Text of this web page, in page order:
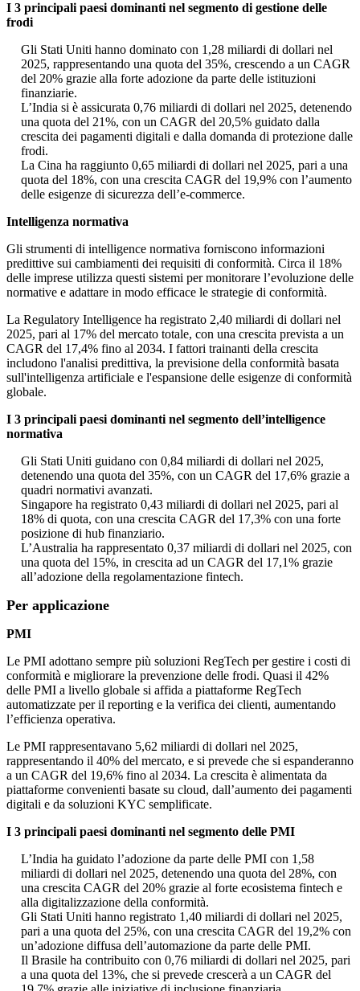
I 3 principali paesi dominanti nel segmento di gestione delle
frodi
Gli Stati Uniti hanno dominato con 1,28 miliardi di dollari nel
2025, rappresentando una quota del 35%, crescendo a un CAGR
del 20% grazie alla forte adozione da parte delle istituzioni
finanziarie.
L’India si è assicurata 0,76 miliardi di dollari nel 2025, detenendo
una quota del 21%, con un CAGR del 20,5% guidato dalla
crescita dei pagamenti digitali e dalla domanda di protezione dalle
frodi.
La Cina ha raggiunto 0,65 miliardi di dollari nel 2025, pari a una
quota del 18%, con una crescita CAGR del 19,9% con l’aumento
delle esigenze di sicurezza dell’e-commerce.
Intelligenza normativa
Gli strumenti di intelligence normativa forniscono informazioni
predittive sui cambiamenti dei requisiti di conformità. Circa il 18%
delle imprese utilizza questi sistemi per monitorare l’evoluzione delle
normative e adattare in modo efficace le strategie di conformità.
La Regulatory Intelligence ha registrato 2,40 miliardi di dollari nel
2025, pari al 17% del mercato totale, con una crescita prevista a un
CAGR del 17,4% fino al 2034. I fattori trainanti della crescita
includono l'analisi predittiva, la previsione della conformità basata
sull'intelligenza artificiale e l'espansione delle esigenze di conformità
globale.
I 3 principali paesi dominanti nel segmento dell’intelligence
normativa
Gli Stati Uniti guidano con 0,84 miliardi di dollari nel 2025,
detenendo una quota del 35%, con un CAGR del 17,6% grazie a
quadri normativi avanzati.
Singapore ha registrato 0,43 miliardi di dollari nel 2025, pari al
18% di quota, con una crescita CAGR del 17,3% con una forte
posizione di hub finanziario.
L’Australia ha rappresentato 0,37 miliardi di dollari nel 2025, con
una quota del 15%, in crescita ad un CAGR del 17,1% grazie
all’adozione della regolamentazione fintech.
Per applicazione
PMI
Le PMI adottano sempre più soluzioni RegTech per gestire i costi di
conformità e migliorare la prevenzione delle frodi. Quasi il 42%
delle PMI a livello globale si affida a piattaforme RegTech
automatizzate per il reporting e la verifica dei clienti, aumentando
l’efficienza operativa.
Le PMI rappresentavano 5,62 miliardi di dollari nel 2025,
rappresentando il 40% del mercato, e si prevede che si espanderanno
a un CAGR del 19,6% fino al 2034. La crescita è alimentata da
piattaforme convenienti basate su cloud, dall’aumento dei pagamenti
digitali e da soluzioni KYC semplificate.
I 3 principali paesi dominanti nel segmento delle PMI
L’India ha guidato l’adozione da parte delle PMI con 1,58
miliardi di dollari nel 2025, detenendo una quota del 28%, con
una crescita CAGR del 20% grazie al forte ecosistema fintech e
alla digitalizzazione della conformità.
Gli Stati Uniti hanno registrato 1,40 miliardi di dollari nel 2025,
pari a una quota del 25%, con una crescita CAGR del 19,2% con
un’adozione diffusa dell’automazione da parte delle PMI.
Il Brasile ha contribuito con 0,76 miliardi di dollari nel 2025, pari
a una quota del 13%, che si prevede crescerà a un CAGR del